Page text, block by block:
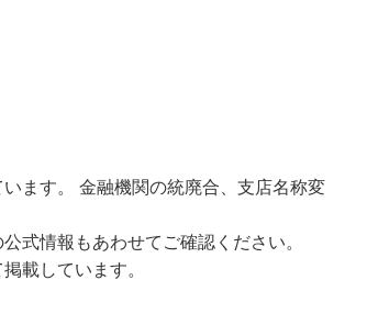
ます。 金融機関の統廃合、支店名称変
式情報もあわせてご確認ください。
載しています。